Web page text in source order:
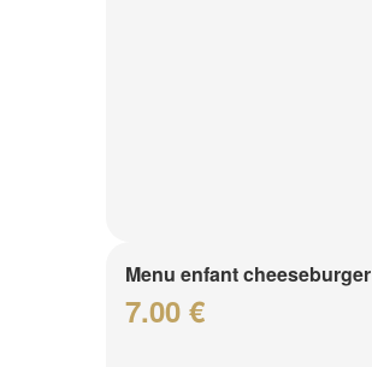
Menu enfant cheeseburger
7.00 €